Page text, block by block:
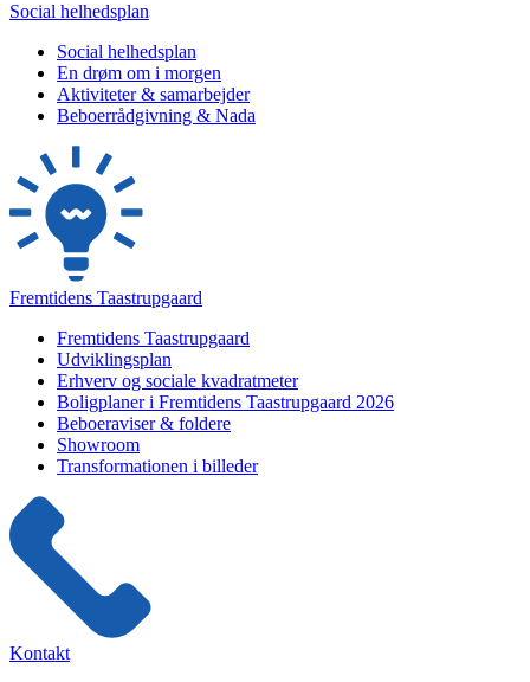
Social helhedsplan
Social helhedsplan
En drøm om i morgen
Aktiviteter & samarbejder
Beboerrådgivning & Nada
Fremtidens Taastrupgaard
Fremtidens Taastrupgaard
Udviklingsplan
Erhverv og sociale kvadratmeter
Boligplaner i Fremtidens Taastrupgaard 2026
Beboeraviser & foldere
Showroom
Transformationen i billeder
Kontakt